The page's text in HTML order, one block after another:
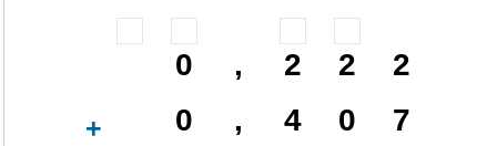
0 , 2 2 2
+ 0 , 4 0 7